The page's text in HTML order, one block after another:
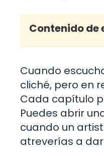
Contenido de
Cuando
cliché, pero en
Cada capítulo
Puedes abrir
cuando un
atreverías a